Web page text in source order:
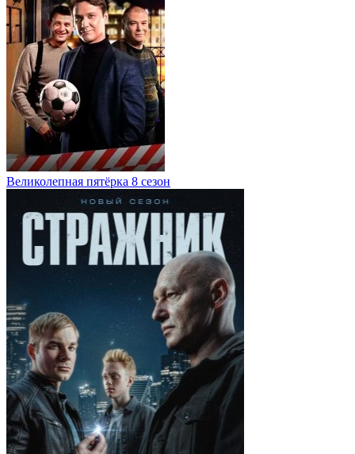
Великолепная пятёрка 8 сезон